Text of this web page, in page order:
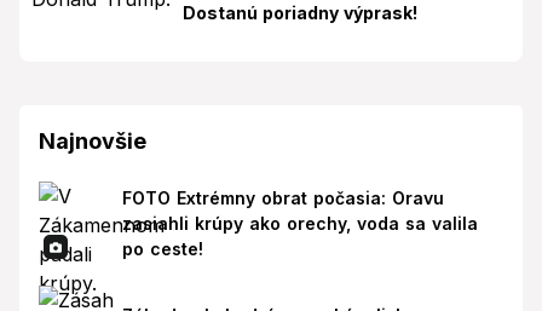
Dostanú poriadny výprask!
Najnovšie
FOTO Extrémny obrat počasia: Oravu
zasiahli krúpy ako orechy, voda sa valila
po ceste!